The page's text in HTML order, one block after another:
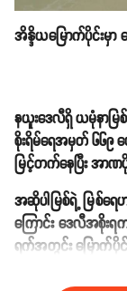
အိန္ဒိယမြောက်ပိုင်းမှာ
နယူးဒေလီရှိ ယမုံနာမ
စိုးရိမ်ရေအမှတ် ၆၆၉
မြင့်တက်နေပြီး အာ
အဆိုပါမြစ်ရဲ့ မြစ်ရ
ကြောင်း ဒေလီအစိုးရ
ရက်အတွင်း မြောက်ပိုင်